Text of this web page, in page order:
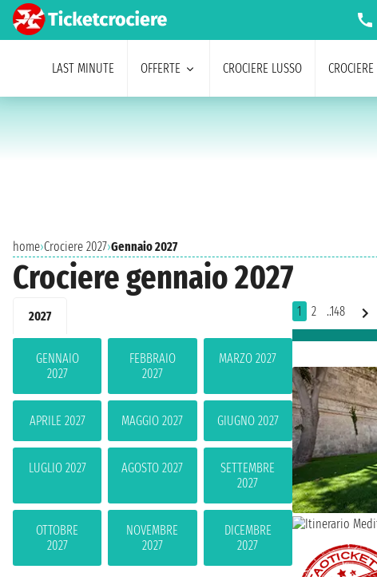
LAST MINUTE OFFERTE CROCIERE LUSSO CROCIERE
home›Crociere 2027›Gennaio 2027
Crociere gennaio 2027
2027
GENNAIO
2027
FEBBRAIO
2027
MARZO 2027
APRILE 2027 MAGGIO 2027 GIUGNO 2027
LUGLIO 2027 AGOSTO 2027
SETTEMBRE
2027
OTTOBRE
2027
NOVEMBRE
2027
DICEMBRE
2027
1 2 ..148